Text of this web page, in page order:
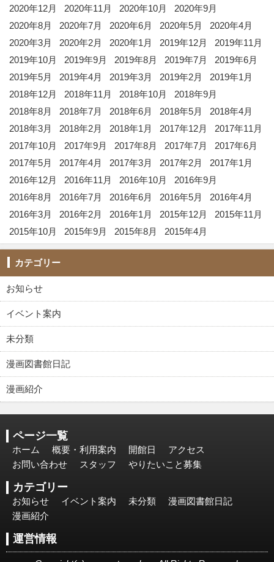
2020年12月
2020年11月 2020年10月
2020年9月
2020年8月
2020年7月 2020年6月 2020年5月
2020年4月
2020年3月
2020年2月 2020年1月 2019年12月
2019年11月
2019年10月
2019年9月 2019年8月 2019年7月
2019年6月
2019年5月
2019年4月 2019年3月 2019年2月
2019年1月
2018年12月
2018年11月 2018年10月
2018年9月
2018年8月
2018年7月 2018年6月 2018年5月
2018年4月
2018年3月
2018年2月 2018年1月 2017年12月
2017年11月
2017年10月
2017年9月 2017年8月 2017年7月
2017年6月
2017年5月
2017年4月 2017年3月 2017年2月
2017年1月
2016年12月
2016年11月 2016年10月
2016年9月
2016年8月
2016年7月 2016年6月 2016年5月
2016年4月
2016年3月
2016年2月 2016年1月 2015年12月
2015年11月
2015年10月
2015年9月 2015年8月 2015年4月
カテゴリー
お知らせ
イベント案内
未分類
漫画図書館日記
漫画紹介
ページ一覧
ホーム 概要・利用案内 開館日
アクセス
お問い合わせ
スタッフ やりたいこと募集
カテゴリー
お知らせ イベント案内 未分類
漫画図書館日記
漫画紹介
運営情報